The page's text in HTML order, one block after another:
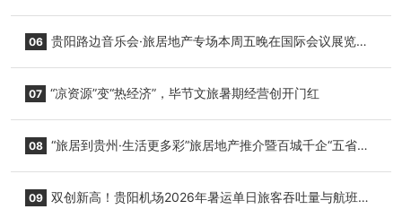
06 贵阳路边音乐会·旅居地产专场本周五晚在国际会议展览中
07 “凉资源”变“热经济”，毕节文旅暑期经营创开门红
08 “旅居到贵州·生活更多彩”旅居地产推介暨百城千企“五省
09 双创新高！贵阳机场2026年暑运单日旅客吞吐量与航班起